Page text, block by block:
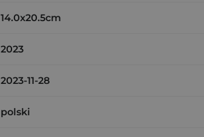
14.0x20.5cm
2023
2023-11-28
polski